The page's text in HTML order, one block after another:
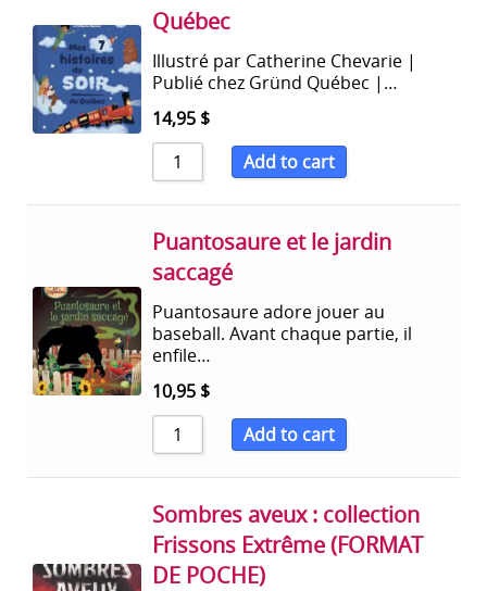
Québec
Illustré par Catherine Chevarie |
Publié chez Gründ Québec |…
14,95 $
Add to cart
Puantosaure et le jardin
saccagé
Puantosaure adore jouer au
baseball. Avant chaque partie, il
enfile…
10,95 $
Add to cart
Sombres aveux : collection
Frissons Extrême (FORMAT
DE POCHE)